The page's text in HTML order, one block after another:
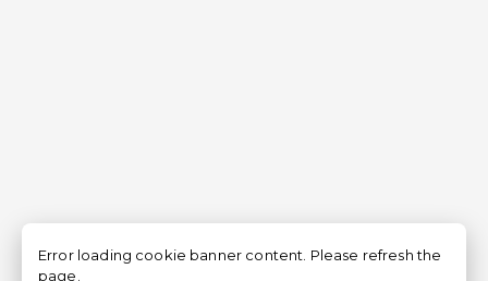
Error loading cookie banner content. Please refresh the
page.